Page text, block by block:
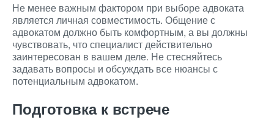
Не менее важным фактором при выборе адвоката
является личная совместимость. Общение с
адвокатом должно быть комфортным, а вы должны
чувствовать, что специалист действительно
заинтересован в вашем деле. Не стесняйтесь
задавать вопросы и обсуждать все нюансы с
потенциальным адвокатом.
Подготовка к встрече